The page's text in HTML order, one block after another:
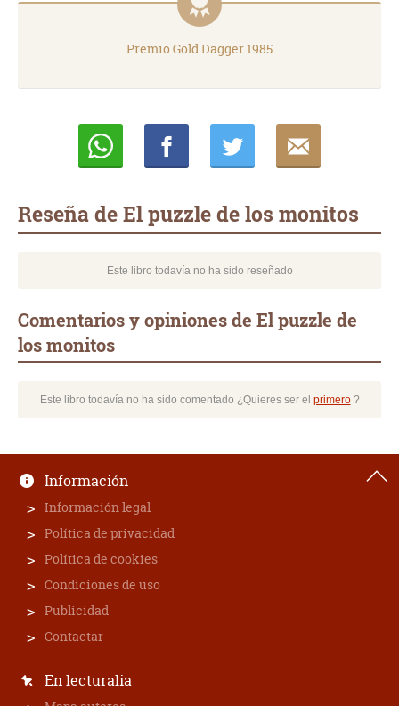
Premio Gold Dagger 1985
Reseña de El puzzle de los monitos
Este libro todavía no ha sido reseñado
Comentarios y opiniones de El puzzle de
los monitos
Este libro todavía no ha sido comentado ¿Quieres ser el primero?
Información
Información legal
Política de privacidad
Política de cookies
Condiciones de uso
Publicidad
Contactar
En lecturalia